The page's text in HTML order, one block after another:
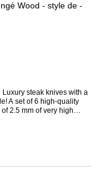
Wood - style de -
A set of 6 high-quality
2.5 mm of very high
of Authentication.